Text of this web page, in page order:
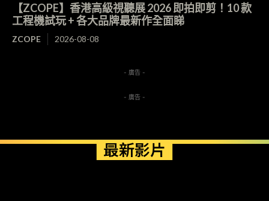
【ZCOPE】香港高級視聽展 2026 即拍即剪！10 款
工程機試玩 + 各大品牌最新作全面睇
ZCOPE 2026-08-08
- 廣告 -
- 廣告 -
最新影片